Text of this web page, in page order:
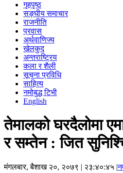
गृहपृष्ठ
सङ्घीय समाचार
राजनीति
प्रवास
अर्थवाणिज्य
खेलकुद
अन्तराष्ट्रिय
कला र शैली
सूचना प्रविधि
साहित्य
नमोबुद्ध टिभी
English
तेमालको घरदैलोमा
र सम्तेन : जित
मंगलबार, बैशाख २०, २०७९ | २३:४०:४५ |